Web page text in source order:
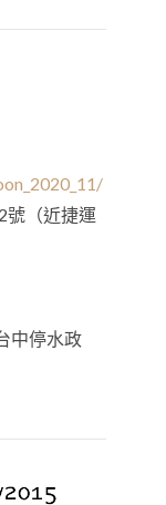
號（近捷運
中停水政